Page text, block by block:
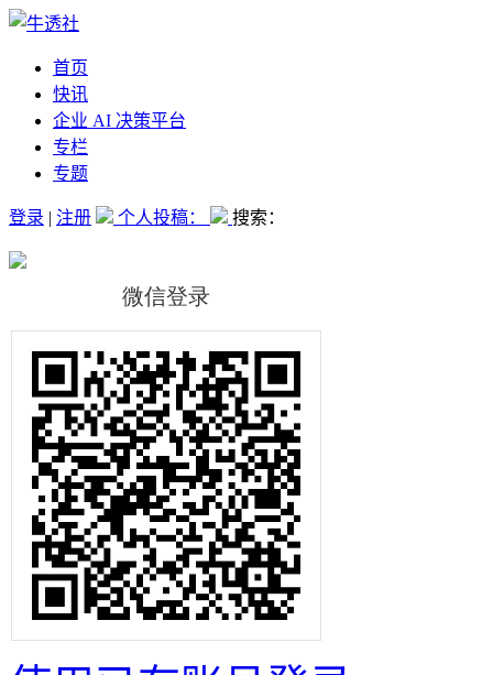
首页
快讯
企业 AI 决策平台
专栏
专题
登录 | 注册 个人投稿： 搜索：